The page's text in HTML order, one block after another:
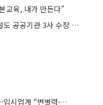
교육, 내가 만든다"
이성해 철도공단 이사장 퇴임…철도 공공기관 3사 수장 교체
수능 절대평가·서논술형 공론화⋯입시업계 “변별력·사교육 대책 먼저”